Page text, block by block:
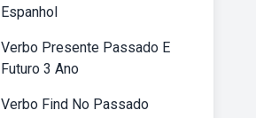
Espanhol
Verbo Presente Passado E
Futuro 3 Ano
Verbo Find No Passado